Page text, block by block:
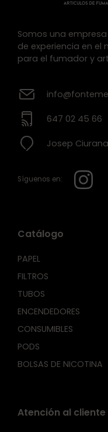
Somos una
de experiencia en
para el fumador y
647 02 45 66
Josep
Síguenos en:
Catálogo
PAPEL
FILTROS
TUBOS
ENCENDEDORES
CONSUMIBLES
PODS
BOLSAS DE NICOTINA
Atención al cliente